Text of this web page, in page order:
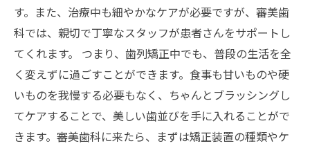
す。また、治療中も細やかなケアが必要ですが、審美歯
科では、親切で丁寧なスタッフが患者さんをサポートし
てくれます。 つまり、歯列矯正中でも、普段の生活を全
く変えずに過ごすことができます。食事も甘いものや硬
いものを我慢する必要もなく、ちゃんとブラッシングし
てケアすることで、美しい歯並びを手に入れることがで
きます。審美歯科に来たら、まずは矯正装置の種類やケ